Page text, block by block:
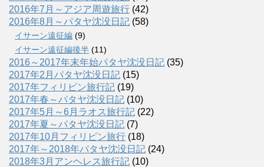
2016年7月～アジア周遊旅行 (42)
2016年8月～パタヤ沈没日記 (58)
イサーン遠征編 (9)
イサーン遠征編後半 (11)
2016～2017年末年始パタヤ沈没日記 (35)
2017年2月パタヤ沈没日記 (15)
2017年フィリピン旅行記 (19)
2017年春～パタヤ沈没日記 (10)
2017年5月～6月ラオス旅行記 (22)
2017年夏～パタヤ沈没日記 (7)
2017年10月フィリピン旅行 (18)
2017年～2018年パタヤ沈没日記 (24)
2018年3月アンヘレス旅行記 (10)